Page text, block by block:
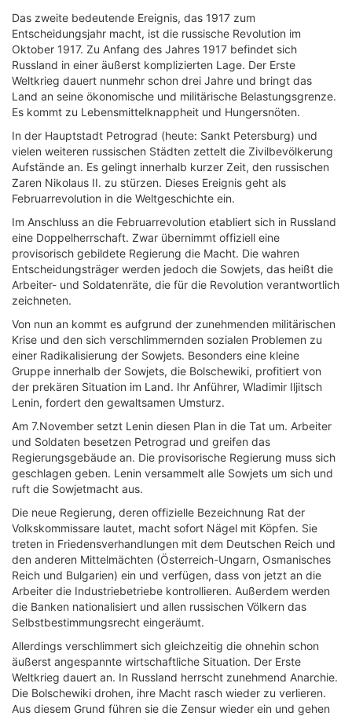
Das zweite bedeutende Ereignis, das 1917 zum
Entscheidungsjahr macht, ist die russische Revolution im
Oktober 1917. Zu Anfang des Jahres 1917 befindet sich
Russland in einer äußerst komplizierten Lage. Der Erste
Weltkrieg dauert nunmehr schon drei Jahre und bringt das
Land an seine ökonomische und militärische Belastungsgrenze.
Es kommt zu Lebensmittelknappheit und Hungersnöten.
In der Hauptstadt Petrograd (heute: Sankt Petersburg) und
vielen weiteren russischen Städten zettelt die Zivilbevölkerung
Aufstände an. Es gelingt innerhalb kurzer Zeit, den russischen
Zaren Nikolaus II. zu stürzen. Dieses Ereignis geht als
Februarrevolution in die Weltgeschichte ein.
Im Anschluss an die Februarrevolution etabliert sich in Russland
eine Doppelherrschaft. Zwar übernimmt offiziell eine
provisorisch gebildete Regierung die Macht. Die wahren
Entscheidungsträger werden jedoch die Sowjets, das heißt die
Arbeiter- und Soldatenräte, die für die Revolution verantwortlich
zeichneten.
Von nun an kommt es aufgrund der zunehmenden militärischen
Krise und den sich verschlimmernden sozialen Problemen zu
einer Radikalisierung der Sowjets. Besonders eine kleine
Gruppe innerhalb der Sowjets, die Bolschewiki, profitiert von
der prekären Situation im Land. Ihr Anführer, Wladimir Iljitsch
Lenin, fordert den gewaltsamen Umsturz.
Am 7.November setzt Lenin diesen Plan in die Tat um. Arbeiter
und Soldaten besetzen Petrograd und greifen das
Regierungsgebäude an. Die provisorische Regierung muss sich
geschlagen geben. Lenin versammelt alle Sowjets um sich und
ruft die Sowjetmacht aus.
Die neue Regierung, deren offizielle Bezeichnung Rat der
Volkskommissare lautet, macht sofort Nägel mit Köpfen. Sie
treten in Friedensverhandlungen mit dem Deutschen Reich und
den anderen Mittelmächten (Österreich-Ungarn, Osmanisches
Reich und Bulgarien) ein und verfügen, dass von jetzt an die
Arbeiter die Industriebetriebe kontrollieren. Außerdem werden
die Banken nationalisiert und allen russischen Völkern das
Selbstbestimmungsrecht eingeräumt.
Allerdings verschlimmert sich gleichzeitig die ohnehin schon
äußerst angespannte wirtschaftliche Situation. Der Erste
Weltkrieg dauert an. In Russland herrscht zunehmend Anarchie.
Die Bolschewiki drohen, ihre Macht rasch wieder zu verlieren.
Aus diesem Grund führen sie die Zensur wieder ein und gehen